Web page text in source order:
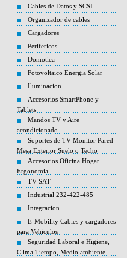
Cables de Datos y SCSI
Organizador de cables
Cargadores
Perifericos
Domotica
Fotovoltaico Energia Solar
Iluminacion
Accesorios SmartPhone y
Tablets
Mandos TV y Aire
acondicionado
Soportes de TV-Monitor Pared
Mesa Exterior Suelo o Techo
Accesorios Oficina Hogar
Ergonomia
TV-SAT
Industrial 232-422-485
Integracion
E-Mobility Cables y cargadores
para Vehiculos
Seguridad Laboral e Higiene,
Clima Tiempo, Medio ambiente